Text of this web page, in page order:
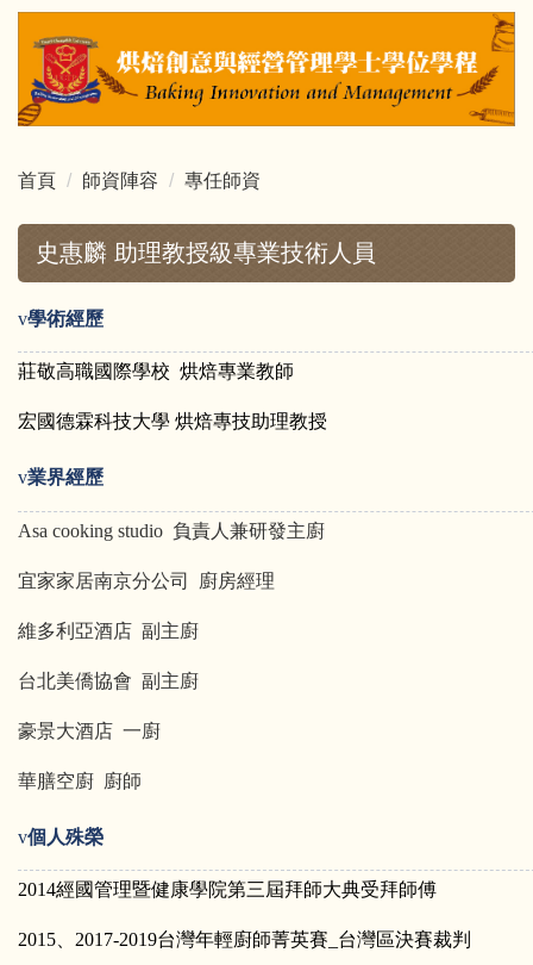
跳
要
內
區
首頁 師資陣容 專任師資
史惠麟 助理教授級專業技術人員
v學術經歷
莊敬高職國際學校 烘焙專業教師
宏國德霖科技大學 烘焙專技助理教授
v業界經歷
Asa cooking studio 負責人兼研發主廚
宜家家居南京分公司 廚房經理
維多利亞酒店 副主廚
台北美僑協會 副主廚
豪景大酒店 一廚
華膳空廚 廚師
v個人殊榮
2014經國管理暨健康學院第三屆拜師大典受拜師傅
2015 、2017-2019台灣年輕廚師菁英賽_台灣區決賽裁判